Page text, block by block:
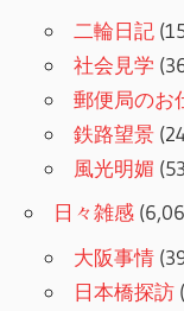
二輪日記
社会見学
郵便局のお
鉄路望景
風光明媚
日々雑感
大阪事情
日本橋探訪